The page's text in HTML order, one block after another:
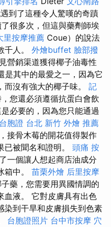
到了這種令人驚嘆的奇蹟
很多次，但這與藥劑師埃
里按摩推薦 Coue）的說法
千人。 外燴buffet 臉部撥
營銷渠道獲得椰子油毒性
是其中的最愛之一，因為它
沒有強大的椰子味。 記
您還必須遵循抗蛋白會飲
必要的，因為您只能通過
台胞證 台北 新竹 外燴 推薦
接骨木莓的開花值得製作
被聞名和證明。 頭痛 按
一個讓人想起商店油成分
箱中。 苗栗外燴 后里按摩
藥，您需要用異國情調的
血液。 它對皮膚具有出色
染到干旱和皮膚損失到色素
台胞證照片 台中市按摩 穴